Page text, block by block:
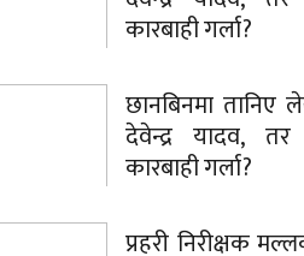
कारबाही गर्ला?
छानबिनमा
देवेन्द्र यादव,
कारबाही गर्ला?
प्रहरी निरीक्षक